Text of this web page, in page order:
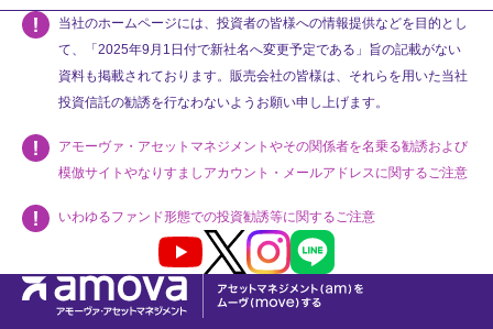
当社のホームページには、投資者の皆様への情報提供などを目的とし
て、「2025年9月1日付で新社名へ変更予定である」旨の記載がない
資料も掲載されております。販売会社の皆様は、それらを用いた当社
投資信託の勧誘を行なわないようお願い申し上げます。
アモーヴァ・アセットマネジメントやその関係者を名乗る勧誘および
模倣サイトやなりすましアカウント・メールアドレスに関するご注意
いわゆるファンド形態での投資勧誘等に関するご注意
Youtube X InstagramLINE